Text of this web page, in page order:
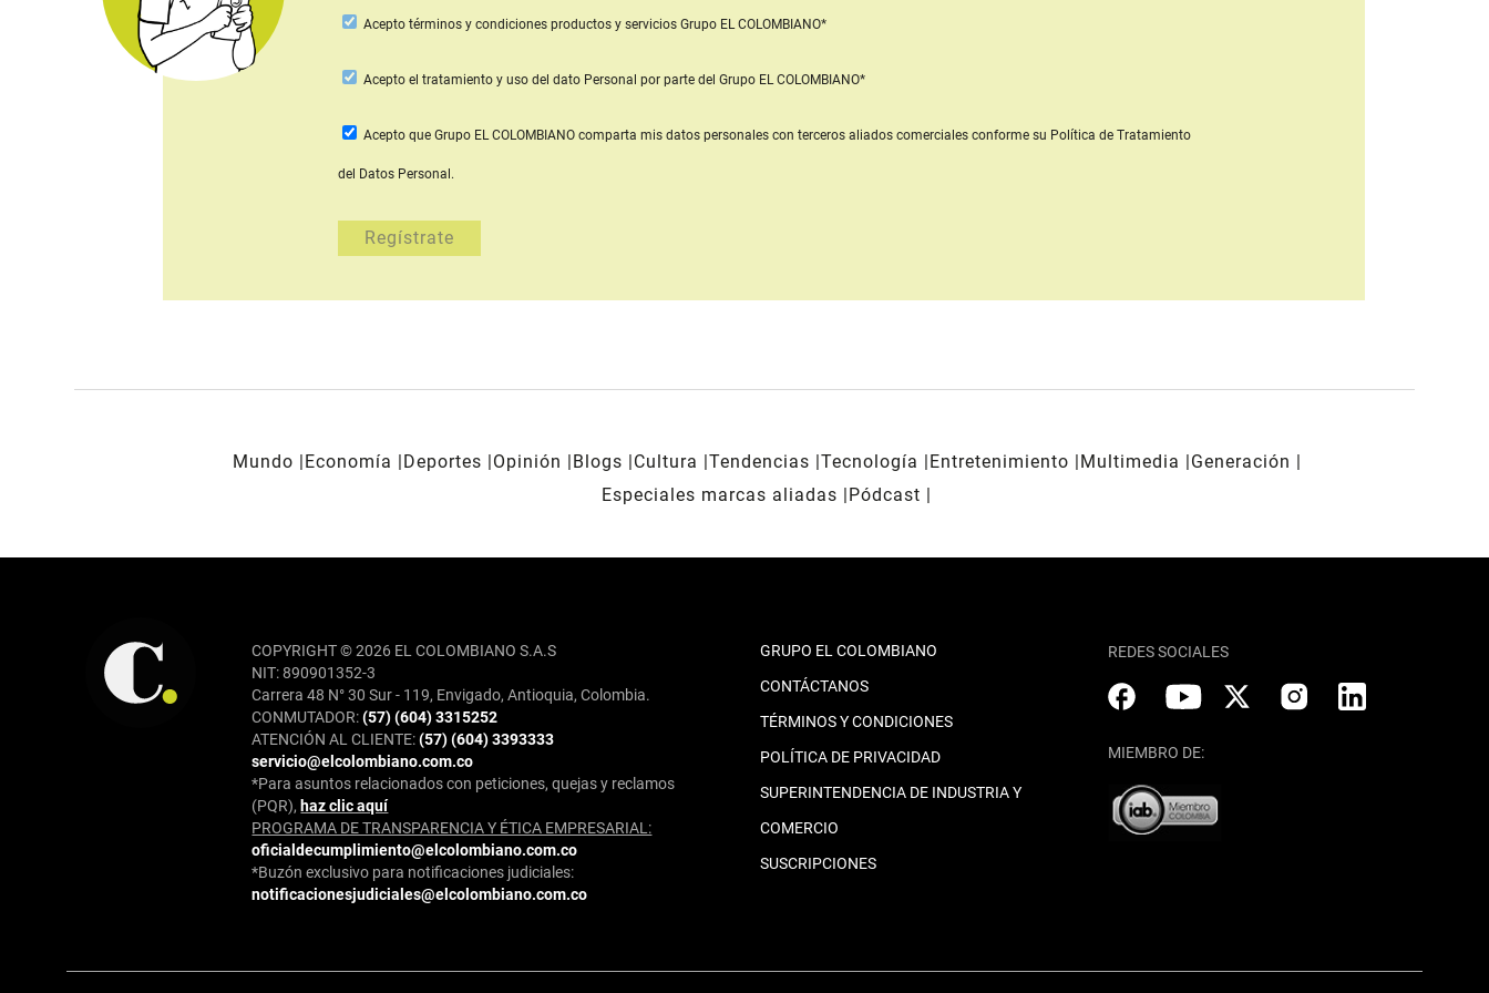
Acepto términos y condiciones productos y servicios Grupo EL COLOMBIANO*
Aceptoel tratamiento y uso del dato Personal por parte del Grupo EL COLOMBIANO*
Acepto que Grupo EL COLOMBIANO comparta mis datos personales con terceros aliados comercialesconforme su Política de Tratamiento
del Datos Personal.
Mundo Economía Deportes Opinión Blogs Cultura Tendencias Tecnología Entretenimiento Multimedia
Generación
Especiales marcas aliadas
Pódcast
COPYRIGHT © 2026 EL COLOMBIANO S.A.S
NIT: 890901352-3
Carrera 48 N° 30 Sur - 119, Envigado, Antioquia, Colombia.
CONMUTADOR:(57) (604) 3315252
ATENCIÓN AL CLIENTE:(57) (604) 3393333
servicio@elcolombiano.com.co
*Para asuntos relacionados con peticiones, quejas y reclamos
(PQR), haz clic aquí
PROGRAMA DE TRANSPARENCIA Y ÉTICA EMPRESARIAL:
oficialdecumplimiento@elcolombiano.com.co
*Buzón exclusivo para notificaciones judiciales:
notificacionesjudiciales@elcolombiano.com.co
GRUPO EL COLOMBIANO
CONTÁCTANOS
TÉRMINOS Y CONDICIONES
POLÍTICA DE PRIVACIDAD
SUPERINTENDENCIA DE INDUSTRIA Y
COMERCIO
SUSCRIPCIONES
REDES SOCIALES
MIEMBRO DE: